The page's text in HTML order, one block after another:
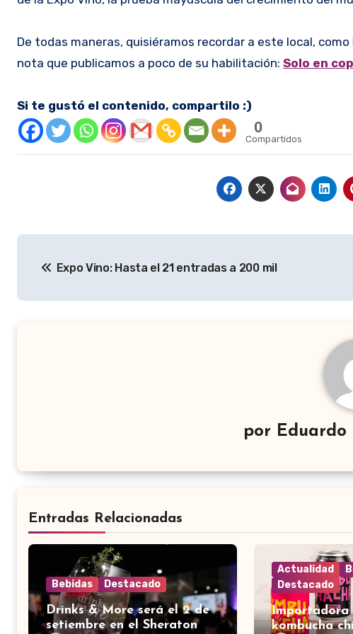
De todas maneras, quisiéramos recordar a este local,
nota que publicamos a poco de su habilitación: Solo en
Si te gustó el contenido, compartilo :)
0
Compartidos
de
entradas
Expo Vino: Hasta el 21 entradas a 200 mil
por Eduardo
Entradas Relacionadas
Bebidas Destacado
Drinks & More será el 2 de
setiembre en el Sheraton
Actualidad
Destacado
Importadora
kombucha